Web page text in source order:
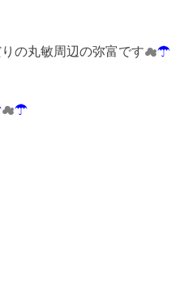
の丸敏周辺の弥富です☁☂
☁☂